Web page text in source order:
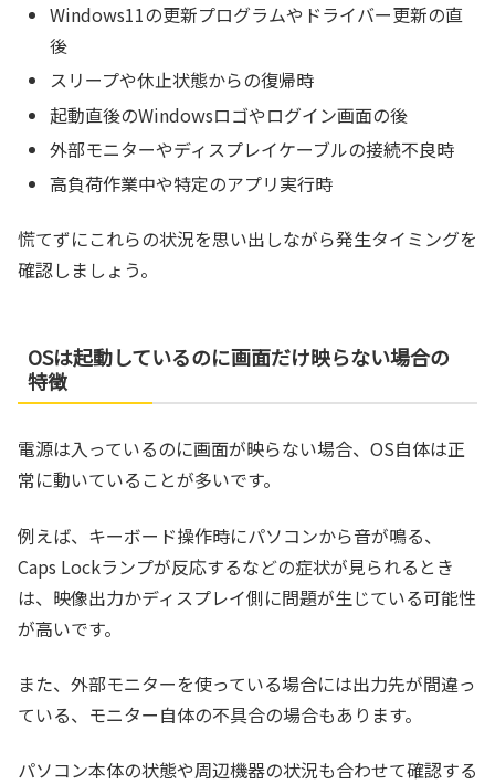
Windows11の更新プログラムやドライバー更新の直
後
スリープや休止状態からの復帰時
起動直後のWindowsロゴやログイン画面の後
外部モニターやディスプレイケーブルの接続不良時
高負荷作業中や特定のアプリ実行時
慌てずにこれらの状況を思い出しながら発生タイミングを
確認しましょう。
OSは起動しているのに画面だけ映らない場合の
特徴
電源は入っているのに画面が映らない場合、OS自体は正
常に動いていることが多いです。
例えば、キーボード操作時にパソコンから音が鳴る、
Caps Lockランプが反応するなどの症状が見られるとき
は、映像出力かディスプレイ側に問題が生じている可能性
が高いです。
また、外部モニターを使っている場合には出力先が間違っ
ている、モニター自体の不具合の場合もあります。
パソコン本体の状態や周辺機器の状況も合わせて確認する